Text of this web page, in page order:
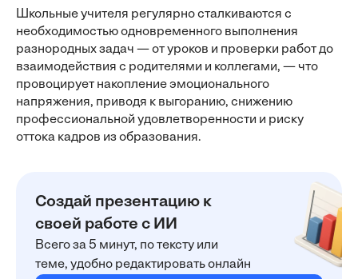
Школьные учителя регулярно сталкиваются с
необходимостью одновременного выполнения
разнородных задач — от уроков и проверки работ до
взаимодействия с родителями и коллегами, — что
провоцирует накопление эмоционального
напряжения, приводя к выгоранию, снижению
профессиональной удовлетворенности и риску
оттока кадров из образования.
Создай презентацию к
своей работе с ИИ
Всего за 5 минут, по тексту или
теме, удобно редактировать онлайн